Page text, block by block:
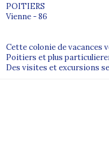
POITIERS
Vienne - 86
Cette colonie de vacances
Poitiers et plus
Des visites et excursions